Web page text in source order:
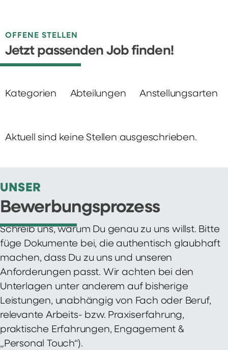
OFFENE STELLEN
Jetzt passenden Job finden!
Kategorien Abteilungen Anstellungsarten
Aktuell sind keine Stellen ausgeschrieben.
UNSER
Bewerbungsprozess
Schreib uns, warum Du genau zu uns willst. Bitte
füge Dokumente bei, die authentisch glaubhaft
machen, dass Du zu uns und unseren
Anforderungen passt. Wir achten bei den
Unterlagen unter anderem auf bisherige
Leistungen, unabhängig von Fach oder Beruf,
relevante Arbeits- bzw. Praxiserfahrung,
praktische Erfahrungen, Engagement &
„Personal Touch“).